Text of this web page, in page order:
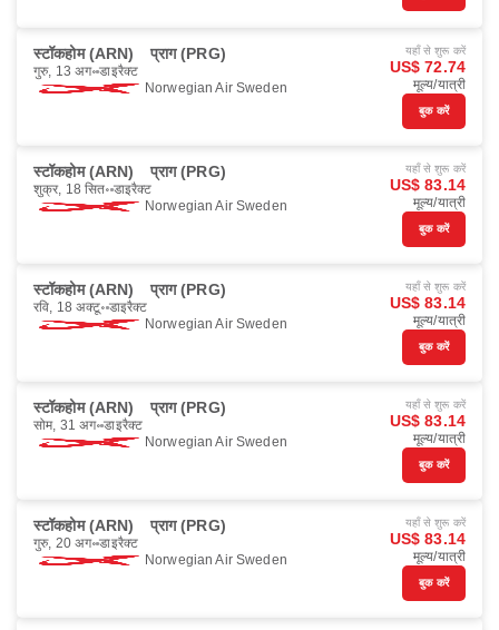
स्टॉकहोम (ARN) प्राग (PRG)
गुरु, 13 अग॰ डाइरैक्ट
Norwegian Air Sweden
यहाँ से शुरू करें
US$ 72.74
मूल्य/यात्री
बुक करें
स्टॉकहोम (ARN) प्राग (PRG)
शुक्र, 18 सित॰ डाइरैक्ट
Norwegian Air Sweden
यहाँ से शुरू करें
US$ 83.14
मूल्य/यात्री
बुक करें
स्टॉकहोम (ARN) प्राग (PRG)
रवि, 18 अक्टू॰ डाइरैक्ट
Norwegian Air Sweden
यहाँ से शुरू करें
US$ 83.14
मूल्य/यात्री
बुक करें
स्टॉकहोम (ARN) प्राग (PRG)
सोम, 31 अग॰ डाइरैक्ट
Norwegian Air Sweden
यहाँ से शुरू करें
US$ 83.14
मूल्य/यात्री
बुक करें
स्टॉकहोम (ARN) प्राग (PRG)
गुरु, 20 अग॰ डाइरैक्ट
Norwegian Air Sweden
यहाँ से शुरू करें
US$ 83.14
मूल्य/यात्री
बुक करें